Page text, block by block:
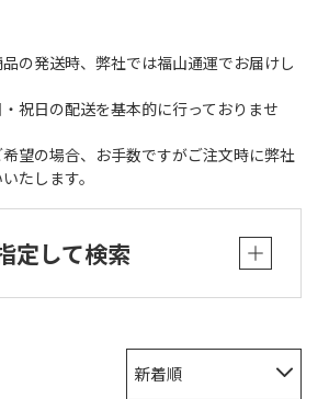
の発送時、弊社では福山通運でお届けし
祝日の配送を基本的に行っておりませ
望の場合、お手数ですがご注文時に弊社
たします。
定して検索
新着順